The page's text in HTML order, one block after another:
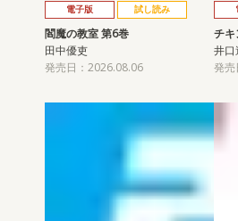
電子版 試し読み
閻魔の教室 第6巻
田中優吏
発売日：2026.08.06
チ
井
発